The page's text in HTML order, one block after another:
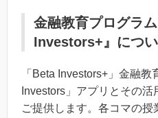
金融教育プログラ
Investors+』につ
「Beta Investors+」金融
Investors」アプリとその
ご提供します。各コマの